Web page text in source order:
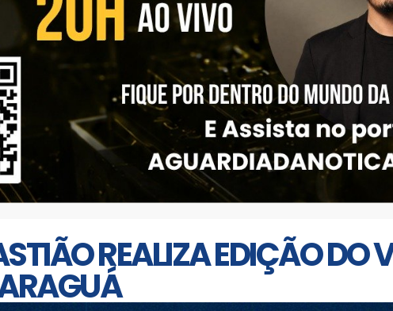
REALIZA EDIÇÃO DO